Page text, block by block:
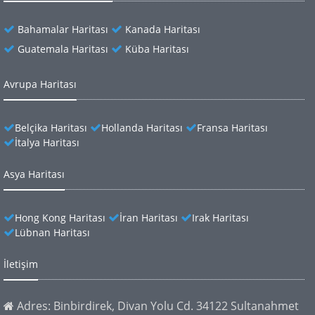
Bahamalar Haritası
Kanada Haritası
Guatemala Haritası
Küba Haritası
Avrupa Haritası
Belçika Haritası Hollanda Haritası
Fransa Haritası
İtalya Haritası
Asya Haritası
Hong Kong Haritası İran Haritası
Irak Haritası
Lübnan Haritası
İletişim
Adres: Binbirdirek, Divan Yolu Cd. 34122 Sultanahmet